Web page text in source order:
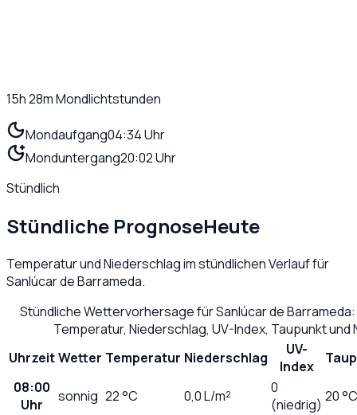
15h 28mMondlichtstunden
Mondaufgang04:34 Uhr
Monduntergang20:02 Uhr
Stündlich
Stündliche PrognoseHeute
Temperatur und Niederschlag im stündlichen Verlauf für
Sanlúcar de Barrameda.
Stündliche Wettervorhersage fürSanlúcar de Barrameda
Temperatur, Niederschlag, UV-Index, Taupunkt und
UhrzeitWetter Temperatur Niederschlag
UV-
Index
08:00
Uhr
sonnig 22°C 0,0L/m²
0
(niedrig) 20 °C